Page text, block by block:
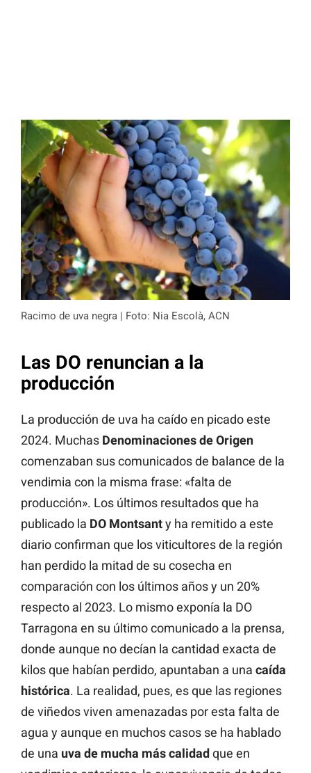
Racimo de uva negra | Foto: Nia Escolà, ACN
Las DO renuncian a la
producción
La producción de uva ha caído en picado este
2024. Muchas Denominaciones de Origen
comenzaban sus comunicados de balance de la
vendimia con la misma frase: «falta de
producción». Los últimos resultados que ha
publicado la DO Montsanty ha remitido a este
diario confirman que los viticultores de la región
han perdido la mitad de su cosecha en
comparación con los últimos años y un 20%
respecto al 2023. Lo mismo exponía la DO
Tarragona en su último comunicado a la prensa,
donde aunque no decían la cantidad exacta de
kilos que habían perdido, apuntaban a una caída
histórica. La realidad, pues, es que las regiones
de viñedos viven amenazadas por esta falta de
agua y aunque en muchos casos se ha hablado
de una uva de mucha más calidad que en